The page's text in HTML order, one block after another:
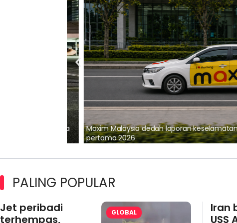
Maxim Malaysia dedah laporan keselamatan,
pertama 2026
PALING POPULAR
Jet peribadi
terhempas,
GLOBAL
Iran
USS